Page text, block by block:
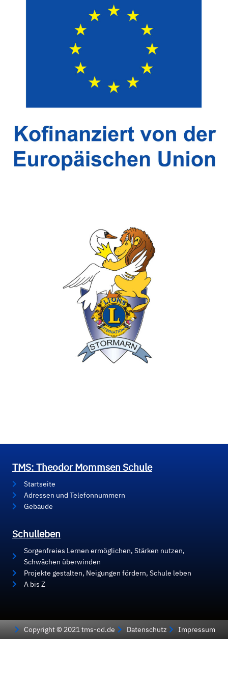
TMS: Theodor Mommsen Schule
Startseite
Adressen und Telefonnummern
Gebäude
Schulleben
Sorgenfreies Lernen ermöglichen, Stärken nutzen,
Schwächen überwinden
Projekte gestalten, Neigungen fördern, Schule leben
A bis Z
Copyright © 2021 tms-od.de Datenschutz Impressum